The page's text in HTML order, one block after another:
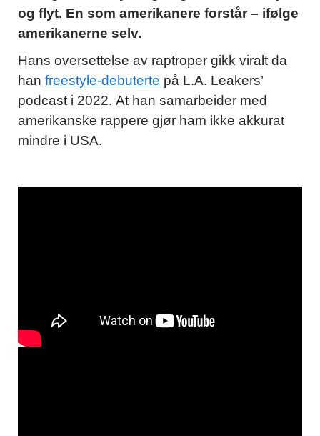
og flyt. En som amerikanere forstår – ifølge
amerikanerne selv.
Hans oversettelse av raptroper gikk viralt da
han freestyle-debuterte på L.A. Leakers’
podcast i 2022. At han samarbeider med
amerikanske rappere gjør ham ikke akkurat
mindre i USA.